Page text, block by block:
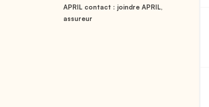
APRIL contact : joindre APRIL,
assureur